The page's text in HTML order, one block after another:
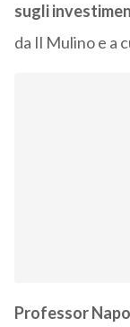
sugli
da Il Mulino e a
Professor